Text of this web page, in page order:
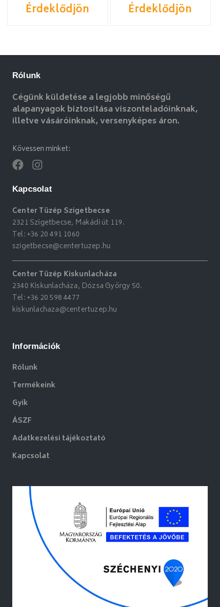
Érdeklődjön Érdeklődjön
Rólunk
Cégünk küldetése a legjobb minőségű
alapanyagok biztosítása viszonteladóinknak,
illetve vásáróinknak, versenyképes áron.
Kövessen minket:
Kapcsolat
Center Tüzép Szigetbecse
2321 Szigetbecse, Makádi út 119.
Tel:+36 20 491 1060
szigetbecse@centertuzep.hu
Center Tüzép Kiskunlacháza
2340 Kiskunlacháza, Dózsa György 50.
Tel:+36 20 598 4477
kiskunlachaza@centertuzep.hu
Információk
Rólunk
Termékeink
Gyik
ÁSZF
Adatkezelési tájékoztató
Kapcsolat